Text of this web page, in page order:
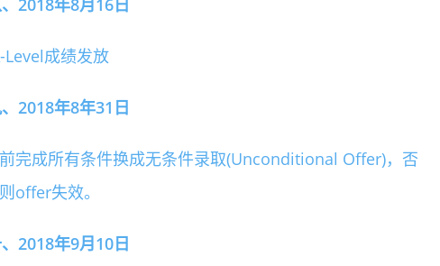
2018年8月16日
Level成绩发放
2018年8年31日
完成所有条件换成无条件录取(Unconditional Offer)，否
则offer失效。
2018年9月10日